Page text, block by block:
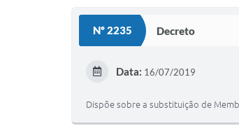
Nº 2235 Decreto
Data: 16/07/2019
Dispõe sobre a substituição de